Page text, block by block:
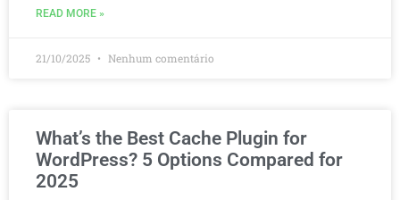
READ MORE »
21/10/2025 Nenhum comentário
What’s the Best Cache Plugin for
WordPress? 5 Options Compared for
2025